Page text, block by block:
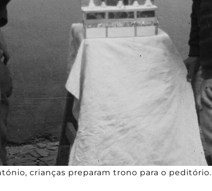
crianças preparam trono para o peditório.